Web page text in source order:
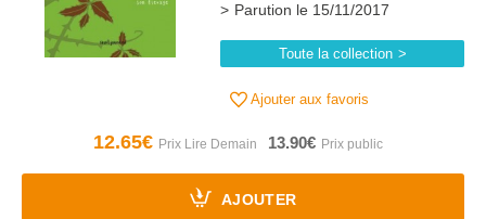
Parution le 15/11/2017
Toute la collection
Ajouter aux favoris
12.65€ 13.90€
AJOUTER